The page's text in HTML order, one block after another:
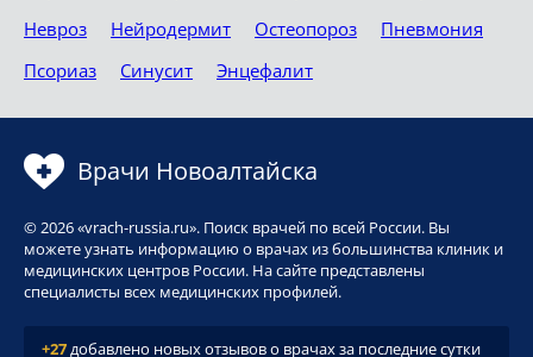
Невроз
Нейродермит Остеопороз
Пневмония
Псориаз
Синусит Энцефалит
Врачи Новоалтайска
© 2026 «vrach-russia.ru». Поиск врачей по всей России. Вы
можете узнать информацию о врачах из большинства клиник и
медицинских центров России. На сайте представлены
специалисты всех медицинских профилей.
+27добавлено новых отзывов о врачах за последние сутки